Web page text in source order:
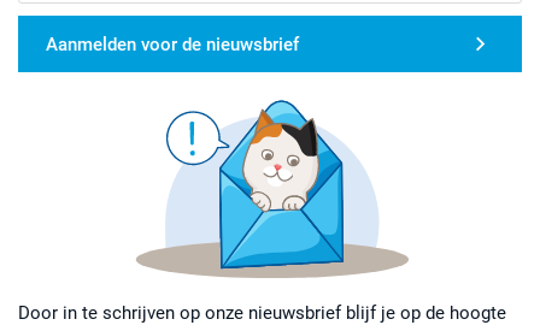
Aanmelden voor de nieuwsbrief
Door in te schrijven op onze nieuwsbrief blijf je op de hoogte